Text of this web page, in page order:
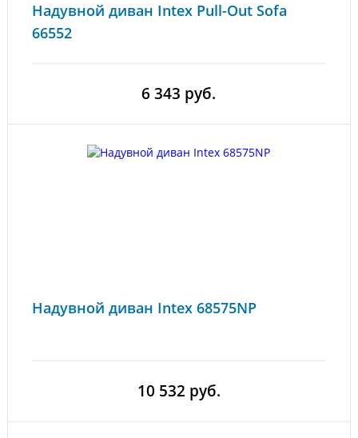
Надувной диван Intex Pull-Out Sofa
66552
6 343 руб.
Надувной диван Intex 68575NP
10 532 руб.